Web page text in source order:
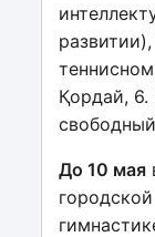
Қордай,
До 10 мая